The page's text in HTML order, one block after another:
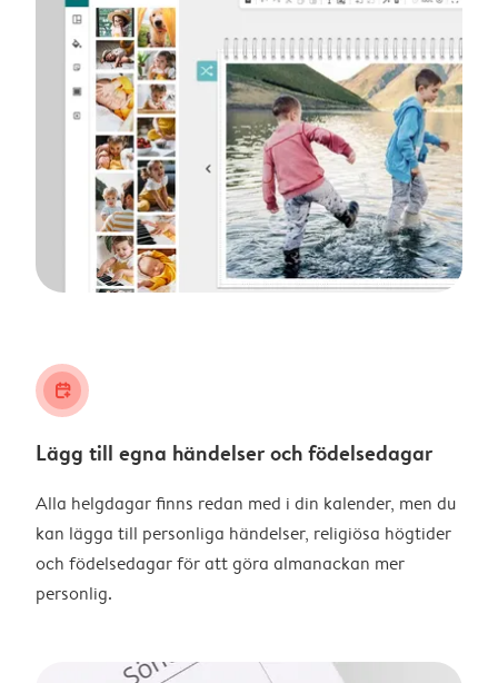
calendar_plus
Lägg till egna händelser och födelsedagar
Alla helgdagar finns redan med i din kalender, men du
kan lägga till personliga händelser, religiösa högtider
och födelsedagar för att göra almanackan mer
personlig.